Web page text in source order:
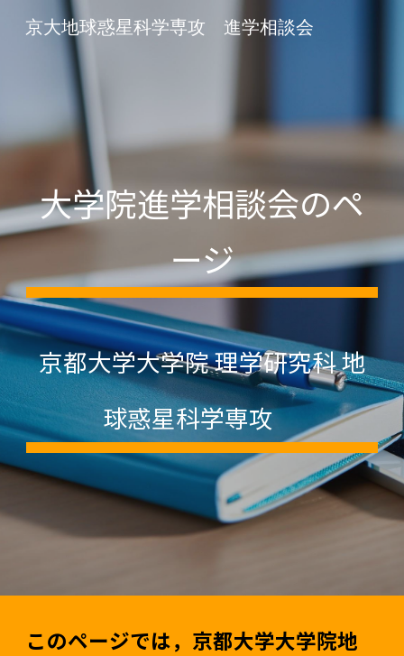
Skip to main content Skip to navigation
京大地球惑星科学専攻 進学相談会
大学院進学相談会のペ
ージ
京都大学大学院理学研究科地
球惑星科学専攻
このページでは，京都大学大学院地